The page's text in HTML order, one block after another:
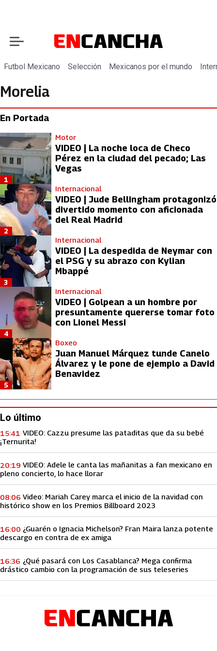
Futbol Mexicano Selección Mexicanos por el mundo
Morelia
En Portada
Motor
VIDEO | La noche loca de Checo
Pérez en la ciudad del pecado; Las
Vegas
1
Internacional
VIDEO | Jude Bellingham protagonizó
divertido momento con aficionada
del Real Madrid
2
Internacional
VIDEO | La despedida de Neymar con
el PSG y su abrazo con Kylian
Mbappé
3
Internacional
VIDEO | Golpean a un hombre por
presuntamente quererse tomar foto
con Lionel Messi
4
Boxeo
Juan Manuel Márquez tunde Canelo
Álvarez y le pone de ejemplo a David
Benavidez
5
Lo último
VIDEO: Cazzu presume las pataditas que da su bebé
¡Ternurita!
15:41
VIDEO: Adele le canta las mañanitas a fan mexicano en
pleno concierto, lo hace llorar
20:19
Video: Mariah Carey marca el inicio de la navidad con
histórico show en los Premios Billboard 2023
08:06
¿Guarén o Ignacia Michelson? Fran Maira lanza potente
descargo en contra de ex amiga
16:00
¿Qué pasará con Los Casablanca? Mega confirma
drástico cambio con la programación de sus teleseries
16:36